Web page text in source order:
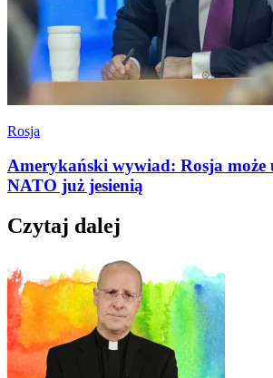
Rosja
Amerykański wywiad: Rosja może
NATO już jesienią
Czytaj dalej